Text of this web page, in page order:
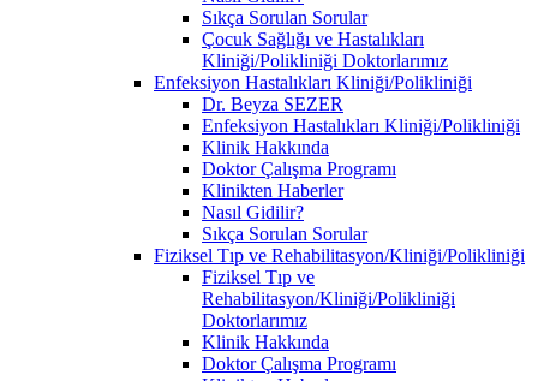
Sıkça Sorulan Sorular
Çocuk Sağlığı ve Hastalıkları
Kliniği/Polikliniği Doktorlarımız
Enfeksiyon Hastalıkları Kliniği/Polikliniği
Dr. Beyza SEZER
Enfeksiyon Hastalıkları Kliniği/Polikliniği
Klinik Hakkında
Doktor Çalışma Programı
Klinikten Haberler
Nasıl Gidilir?
Sıkça Sorulan Sorular
Fiziksel Tıp ve Rehabilitasyon/Kliniği/Polikliniği
Fiziksel Tıp ve
Rehabilitasyon/Kliniği/Polikliniği
Doktorlarımız
Klinik Hakkında
Doktor Çalışma Programı